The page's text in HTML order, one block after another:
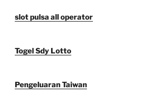
slot pulsa all operator
Togel Sdy Lotto
Pengeluaran Taiwan